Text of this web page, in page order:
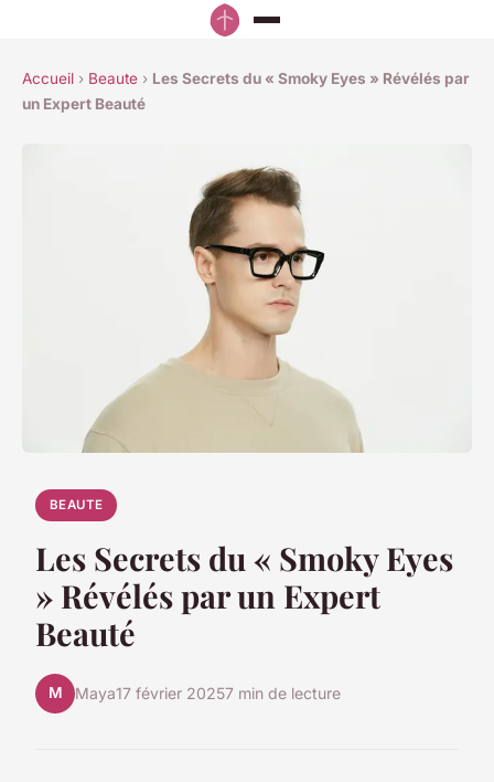
Accueil › Beaute › Les Secrets du « Smoky Eyes » Révélés par
un Expert Beauté
BEAUTE
Les Secrets du « Smoky Eyes
» Révélés par un Expert
Beauté
M Maya17 février 20257 min de lecture